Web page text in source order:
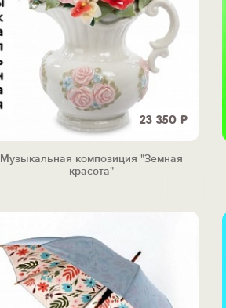
23 350 Р
Музыкальная композиция "Земная
красота"